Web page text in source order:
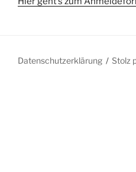
Datenschutzerklärung Stolz